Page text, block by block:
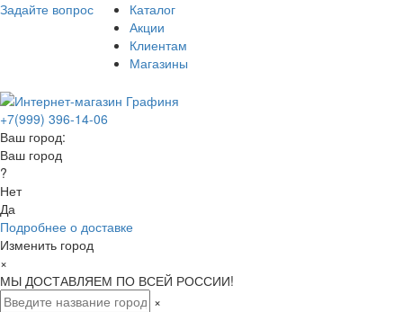
Задайте вопрос
Каталог
Акции
Клиентам
Магазины
+7(999) 396-14-06
Ваш город:
Ваш город
?
Нет
Да
Подробнее о доставке
Изменить город
×
МЫ ДОСТАВЛЯЕМ ПО ВСЕЙ РОССИИ!
×